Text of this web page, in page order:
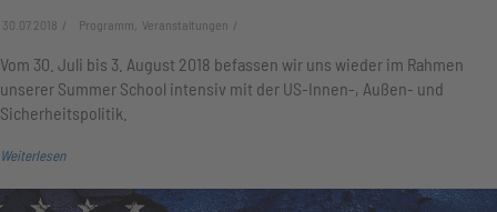
30.07.2018 Programm, Veranstaltungen
Vom 30. Juli bis 3. August 2018 befassen wir uns wieder im Rahmen
unserer Summer School intensiv mit der US-Innen-, Außen- und
Sicherheitspolitik.
Weiterlesen